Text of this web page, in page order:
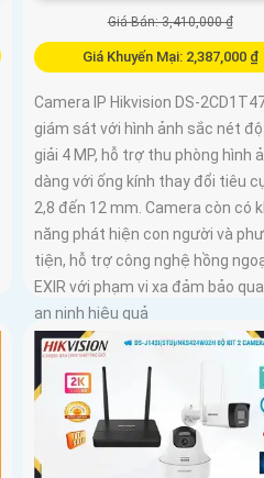
Giá Bán: 3,410,000 ₫
Giá Khuyến Mại: 2,387,000 ₫
Camera IP Hikvision DS-
giám sát với hình ảnh sắc nét
giải 4 MP, hỗ trợ thu phòng hình
dàng với ống kính thay đổi tiêu
2,8 đến 12 mm. Camera còn có
năng phát hiện con người và
tiện, hỗ trợ công nghệ hồng
EXIR với phạm vi xa đảm bảo
an ninh hiệu quả